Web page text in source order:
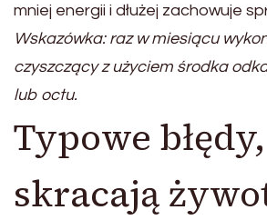
mniej energii i dłużej zachowuje
Wskazówka: raz w miesiącu
czyszczący z użyciem środka
lub octu.
Typowe
skracają